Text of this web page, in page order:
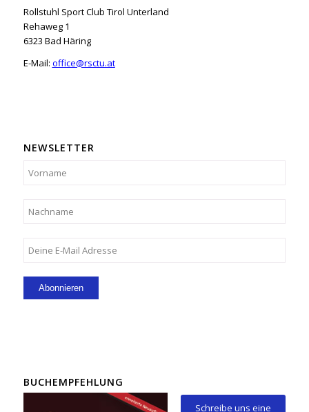
Rollstuhl Sport Club Tirol Unterland
Rehaweg 1
6323 Bad Häring
E-Mail: office@rsctu.at
NEWSLETTER
BUCHEMPFEHLUNG
Schreibe uns eine